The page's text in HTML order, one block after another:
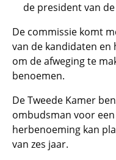
de president van de
De commissie komt
van de kandidaten en
om de afweging te
benoemen.
De Tweede Kamer
ombudsman voor
herbenoeming kan
van zes jaar.